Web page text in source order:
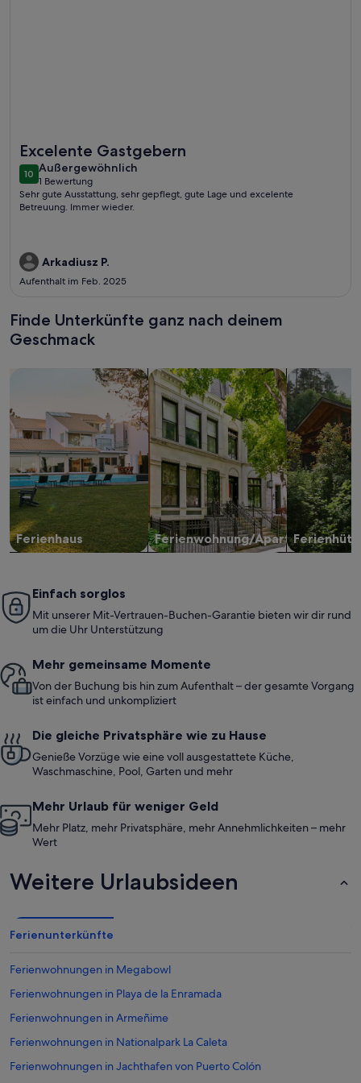
Excelente Gastgebern
1010 von 10
Außergewöhnlich
außergewöhnlich
1 Bewertung
(1
bewertung)
Sehr gute Ausstattung, sehr gepflegt, gute Lage und excelente
Betreuung. Immer wieder.
Arkadiusz P.
Aufenthalt im Feb. 2025
Finde Unterkünfte ganz nach deinem
Geschmack
Ferienhaus
Suche nach Ferienhäusern
Ferienwohnung/Apartment
Suche nach Ferienwohnungen oder
Suche nach
Einfach sorglos
Mit unserer Mit-Vertrauen-Buchen-Garantie bieten wir dir rund
um die Uhr Unterstützung
Mehr gemeinsame Momente
Von der Buchung bis hin zum Aufenthalt – der gesamte Vorgang
ist einfach und unkompliziert
Die gleiche Privatsphäre wie zu Hause
Genieße Vorzüge wie eine voll ausgestattete Küche,
Waschmaschine, Pool, Garten und mehr
Mehr Urlaub für weniger Geld
Mehr Platz, mehr Privatsphäre, mehr Annehmlichkeiten – mehr
Wert
Weitere Urlaubsideen
Ferienunterkünfte
Ferienwohnungen in Megabowl
Ferienwohnungen in Playa de la Enramada
Ferienwohnungen in Armeñime
Ferienwohnungen in Nationalpark La Caleta
Ferienwohnungen in Jachthafen von Puerto Colón